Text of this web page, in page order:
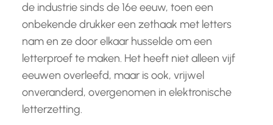
de industrie sinds de 16e eeuw, toen een
onbekende drukker een zethaak met letters
nam en ze door elkaar husselde om een
letterproef te maken. Het heeft niet alleen vijf
eeuwen overleefd, maar is ook, vrijwel
onveranderd, overgenomen in elektronische
letterzetting.